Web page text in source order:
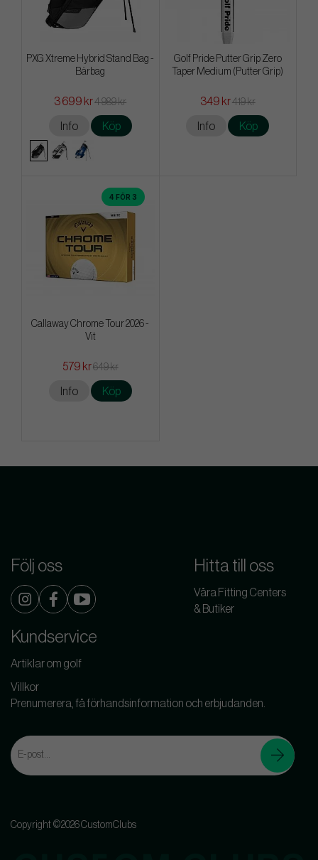
PXG Xtreme Hybrid Stand Bag -
Bärbag
3 699 kr4 989 kr
Info Köp
Golf Pride Putter Grip Zero
Taper Medium (Putter Grip)
349 kr419 kr
Info Köp
4 FÖR 3
Callaway Chrome Tour 2026 -
Vit
579 kr649 kr
Info Köp
Följ oss Hitta till oss
Våra Fitting Centers
& Butiker
Kundservice
Artiklar om golf
Villkor
Prenumerera, få förhandsinformation och erbjudanden.
Copyright ©2026 CustomClubs